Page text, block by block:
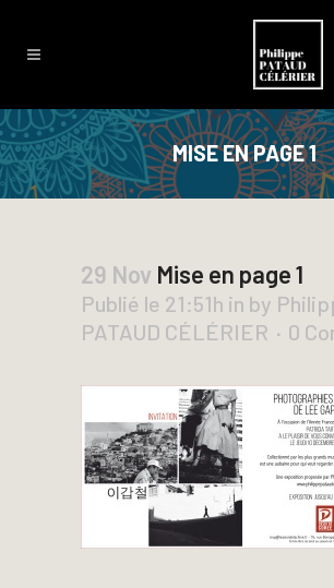
MISE EN PAGE 1
29 Nov Mise en page 1
Publié le 21:51h in by
PATAUD CÉLÉRIER
0